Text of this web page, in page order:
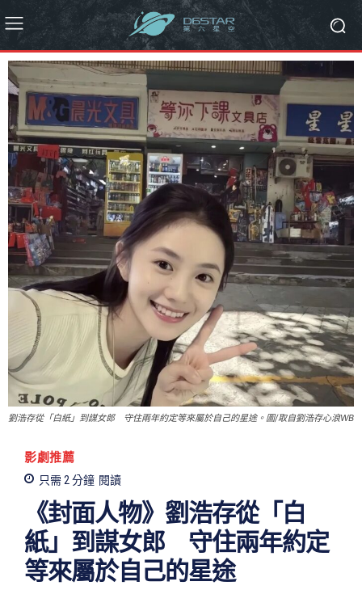
劉浩存從「白紙」到謀女郎 守住兩年約定等來屬於自己的星途。圖/取自劉浩存心浪WB
影劇推薦
只需 2分鐘 閱讀
《封面人物》劉浩存從「白
紙」到謀女郎 守住兩年約定
等來屬於自己的星途